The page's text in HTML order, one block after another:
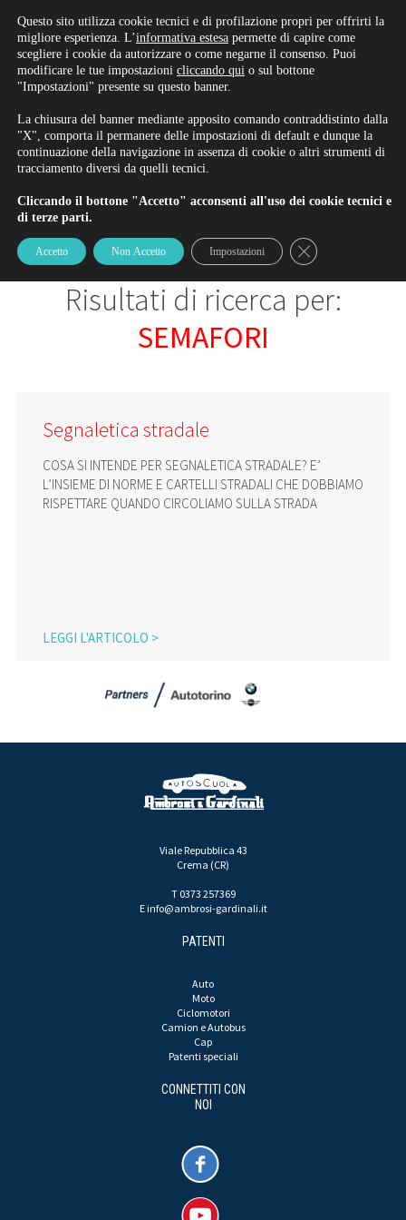
Rinnova/Iscriviti alla patente
Il Blog di Ambrosi & Gardinali
Risultati di ricerca per:
SEMAFORI
Segnaletica stradale
COSA SI INTENDE PER SEGNALETICA STRADALE? E’
L’INSIEME DI NORME E CARTELLI STRADALI CHE DOBBIAMO
RISPETTARE QUANDO CIRCOLIAMO SULLA STRADA
LEGGI L'ARTICOLO >
Viale Repubblica 43
Crema (CR)
T 0373 257369
E info@ambrosi-gardinali.it
PATENTI
Auto
Moto
Ciclomotori
Camion e Autobus
Cap
Patenti speciali
CONNETTITI CON
NOI
Questo sito utilizza cookie tecnici e di profilazione propri per offrirti la
migliore esperienza. L’informativa estesa permette di capire come
scegliere i cookie da autorizzare o come negarne il consenso. Puoi
modificare le tue impostazioni cliccando qui o sul bottone
"Impostazioni" presente su questo banner.
La chiusura del banner mediante apposito comando contraddistinto dalla
"X", comporta il permanere delle impostazioni di default e dunque la
continuazione della navigazione in assenza di cookie o altri strumenti di
tracciamento diversi da quelli tecnici.
Cliccando il bottone "Accetto" acconsenti all'uso dei cookie tecnici e
di terze parti.
Accetto Non Accetto Impostazioni Close GDPR